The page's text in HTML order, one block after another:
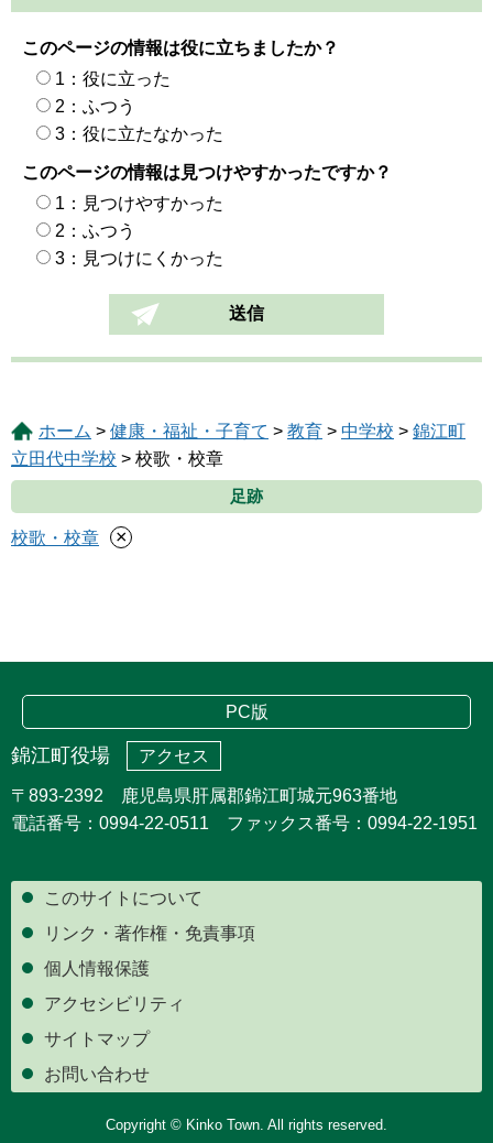
このページの情報は役に立ちましたか？
1：役に立った
2：ふつう
3：役に立たなかった
このページの情報は見つけやすかったですか？
1：見つけやすかった
2：ふつう
3：見つけにくかった
ホーム > 健康・福祉・子育て > 教育 > 中学校 > 錦江町
立田代中学校 > 校歌・校章
足跡
校歌・校章 ×
PC版
錦江町役場 アクセス
〒893-2392 鹿児島県肝属郡錦江町城元963番地
電話番号：0994-22-0511 ファックス番号：0994-22-1951
このサイトについて
リンク・著作権・免責事項
個人情報保護
アクセシビリティ
サイトマップ
お問い合わせ
Copyright © Kinko Town. All rights reserved.